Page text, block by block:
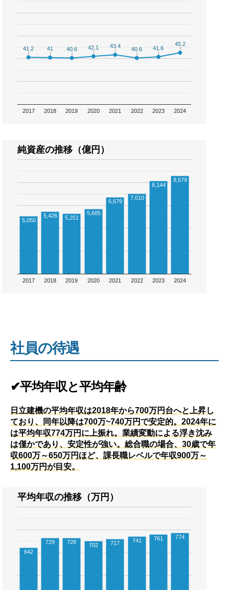
2017 2018 2019 2020 2021 2022 2023 2024
41.2
41.2 41
41 40.6
40.6 42.1
42.1 43.4
43.4
40.6
40.6 41.6
41.6
45.2
45.2
純資産の推移（億円）
2017 2018 2019 2020 2021 2022 2023 2024
5,050
5,426 5,251
5,685
6,679
7,010
8,144
8,579
社員の待遇
✔平均年収と平均年齢
日立建機の平均年収は2018年から700万円台へと上昇し
ており、同年以降は700万~740万円で安定的。2024年に
は平均年収774万円に上振れ。業績変動による浮き沈み
は僅かであり、安定性が強い。総合職の場合、30歳で年
収600万～650万円ほど、課長職レベルで年収900万～
1,100万円が目安。
平均年収の推移（万円）
642
729 728 702 717 741 761 774